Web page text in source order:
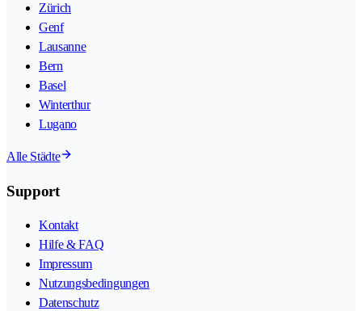
Zürich
Genf
Lausanne
Bern
Basel
Winterthur
Lugano
Alle Städte
Support
Kontakt
Hilfe & FAQ
Impressum
Nutzungsbedingungen
Datenschutz